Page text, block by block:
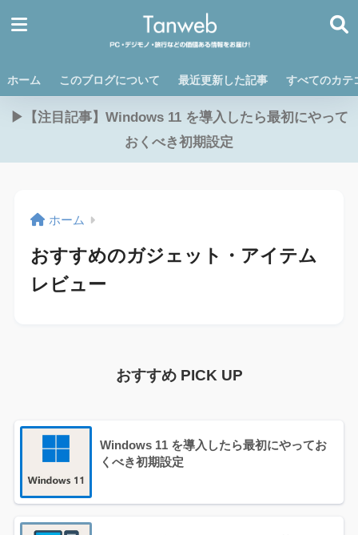
ホーム このブログについて 最近更新した記事 すべてのカテ
▶【注目記事】Windows 11 を導入したら最初にやって
おくべき初期設定
ホーム
おすすめのガジェット・アイテム
レビュー
おすすめ PICK UP
Windows 11 を導入したら最初にやってお
くべき初期設定